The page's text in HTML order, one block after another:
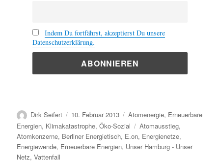
Indem Du fortfährst, akzeptierst Du unsere
Datenschutzerklärung.
Autor
Dirk Seifert
Veröffentlicht
am
10. Februar 2013 Kategorien
Atomenergie, Erneuerbare
Energien, Klimakatastrophe,Öko-Sozial Schlagwörter
Atomausstieg,
Atomkonzerne, Berliner Energietisch, E.on, Energienetze,
Energiewende, Erneuerbare Energien, Unser Hamburg - Unser
Netz,Vattenfall